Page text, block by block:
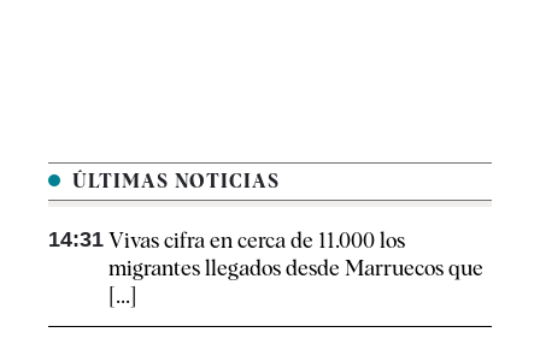
ÚLTIMAS NOTICIAS
14:31 Vivas cifra en cerca de 11.000 los
migrantes llegados desde Marruecos que
[...]